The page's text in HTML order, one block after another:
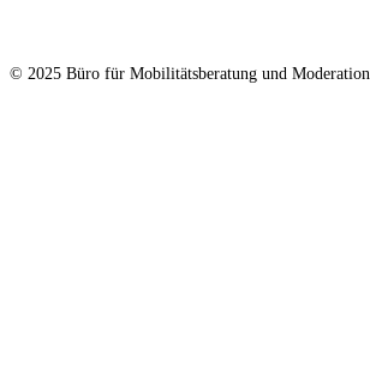
© 2025 Büro für Mobilitätsberatung und Moderation